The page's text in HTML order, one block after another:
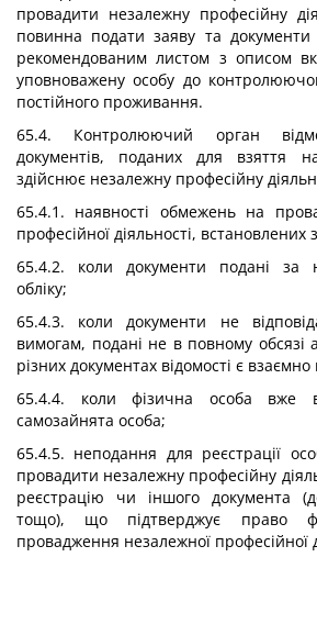
провадити незалежну професійну
повинна подати заяву та документи
рекомендованим листом з описом
уповноважену особу до
постійного проживання.
65.4. Контролюючий орган
документів, поданих для взяття
здійснює незалежну професійну
65.4.1. наявності обмежень на
професійної діяльності, встановлених
65.4.2. коли документи подані за
обліку;
65.4.3. коли документи не
вимогам, подані не в повному обсязі
різних документах відомості є
65.4.4. коли фізична особа вже
самозайнята особа;
65.4.5. неподання для реєстрації
провадити незалежну професійну
реєстрацію чи іншого документа
тощо), що підтверджує право
провадження незалежної професійної